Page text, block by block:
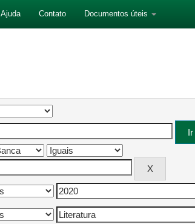
Ajuda Contato Documentos úteis